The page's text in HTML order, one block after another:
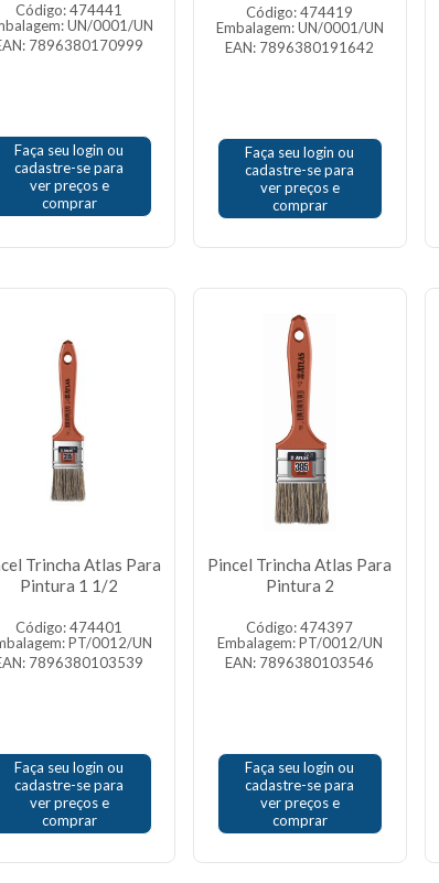
Código: 474441
UN/0001/UN
7896380170999
Faça seu login ou
cadastre-se para
ver preços e
comprar
Código: 474419
Embalagem: UN/0001/UN
EAN: 7896380191642
Faça seu login ou
cadastre-se para
ver preços e
comprar
Trincha Atlas Para
Pintura 1 1/2
Código: 474401
PT/0012/UN
7896380103539
Faça seu login ou
cadastre-se para
ver preços e
comprar
Pincel Trincha Atlas Para
Pintura 2
Código: 474397
Embalagem: PT/0012/UN
EAN: 7896380103546
Faça seu login ou
cadastre-se para
ver preços e
comprar